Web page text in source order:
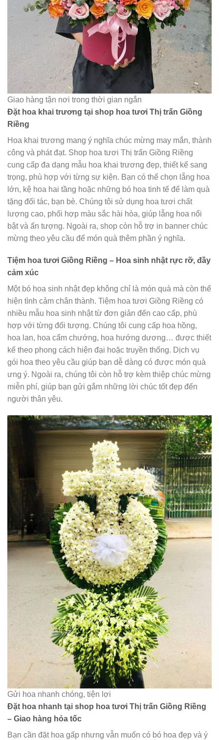
Giao hàng tận nơi trong thời gian ngắn
Đặt hoa khai trương tại shop hoa tươi Thị trấn Giồng
Riềng
Hoa khai trương mang ý nghĩa chúc mừng may mắn, thành
công và phát đạt. Shop hoa tươi Thị trấn Giồng Riềng
cung cấp đa dạng mẫu hoa khai trương đẹp, thiết kế sang
trọng, phù hợp với từng sự kiện. Bạn có thể chọn lẵng hoa
lớn, kệ hoa hai tầng hoặc những bó hoa tinh tế để làm quà
tặng đối tác, bạn bè. Chúng tôi sử dụng hoa tươi chất
lượng cao, phối hợp màu sắc hài hòa, giúp lẵng hoa nổi
bật và ấn tượng. Ngoài ra, shop còn hỗ trợ in banner chúc
mừng theo yêu cầu để món quà thêm phần ý nghĩa.
Tiệm hoa tươi Giồng Riềng – Hoa sinh nhật rực rỡ, đầy
cảm xúc
Một bó hoa sinh nhật đẹp không chỉ là món quà mà còn thể
hiện tình cảm chân thành. Tiệm hoa tươi Giồng Riềng có
nhiều mẫu hoa sinh nhật từ đơn giản đến cao cấp, phù
hợp với từng đối tượng. Chúng tôi cung cấp hoa hồng,
hoa lan, hoa cẩm chướng, hoa hướng dương… được thiết
kế theo phong cách hiện đại hoặc truyền thống. Dịch vụ
gói hoa theo yêu cầu giúp bạn dễ dàng có được món quà
ưng ý. Ngoài ra, chúng tôi còn hỗ trợ kèm thiệp chúc mừng
miễn phí, giúp bạn gửi gắm những lời chúc tốt đẹp đến
người thân yêu.
Gửi hoa nhanh chóng, tiện lợi
Đặt hoa nhanh tại shop hoa tươi Thị trấn Giồng Riềng
– Giao hàng hỏa tốc
Bạn cần đặt hoa gấp nhưng vẫn muốn có bó hoa đẹp và ý